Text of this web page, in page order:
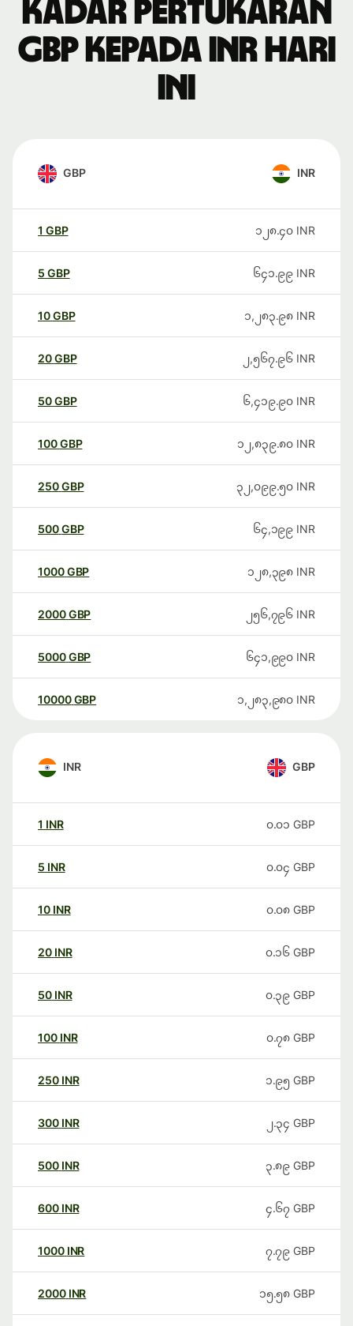
Kadar pertukaran
GBP kepada INR hari
ini
GBP INR
1 GBP ၁၂၈.၄၀ INR
5 GBP ၆၄၁.၉၉ INR
10GBP ၁,၂၈၃.၉၈ INR
20GBP ၂,၅၆၇.၉၆ INR
50GBP ၆,၄၁၉.၉၀ INR
100GBP ၁၂,၈၃၉.၈၀ INR
250GBP ၃၂,၀၉၉.၅၀ INR
500GBP ၆၄,၁၉၉ INR
1000GBP ၁၂၈,၃၉၈ INR
2000GBP ၂၅၆,၇၉၆ INR
5000GBP ၆၄၁,၉၉၀ INR
10000 GBP ၁,၂၈၃,၉၈၀ INR
INR GBP
1 INR ၀.၀၁ GBP
5 INR ၀.၀၄ GBP
10 INR ၀.၀၈ GBP
20 INR ၀.၁၆ GBP
50 INR ၀.၃၉ GBP
100 INR ၀.၇၈ GBP
250 INR ၁.၉၅ GBP
300 INR ၂.၃၄ GBP
500 INR ၃.၈၉ GBP
600 INR ၄.၆၇ GBP
1000 INR ၇.၇၉ GBP
2000 INR ၁၅.၅၈ GBP